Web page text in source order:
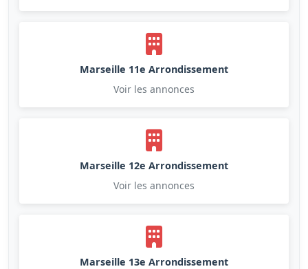
Marseille 11e Arrondissement
Voir les annonces
Marseille 12e Arrondissement
Voir les annonces
Marseille 13e Arrondissement